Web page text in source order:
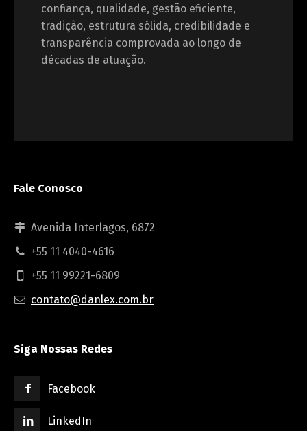
confiança, qualidade, gestão eficiente,
tradição, estrutura sólida, credibilidade e
transparência comprovada ao longo de
décadas de atuação.
Fale Conosco
Avenida Interlagos, 6872
+55 11 4040-4616
+55 11 99221-6809
contato@danlex.com.br
Siga Nossas Redes
Facebook
LinkedIn